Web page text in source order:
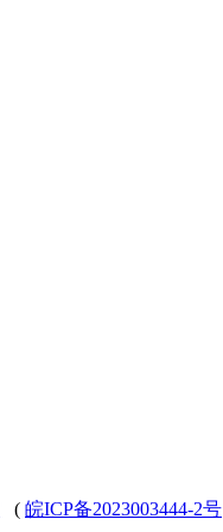
( 皖ICP备2023003444-2号